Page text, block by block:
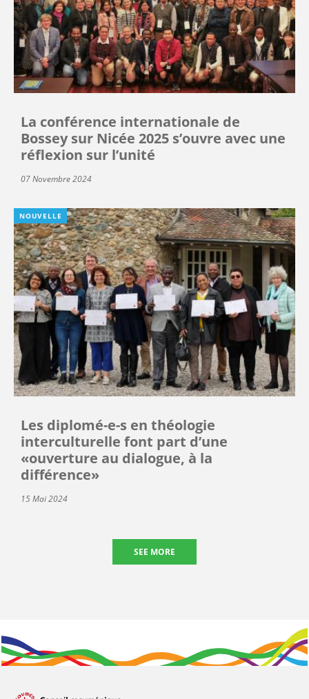
La conférence internationale de
Bossey sur Nicée 2025 s’ouvre avec une
réflexion sur l’unité
07 Novembre 2024
NOUVELLE
Les diplomé-e-s en théologie
interculturelle font part d’une
«ouverture au dialogue, à la
différence»
15 Mai 2024
SEE MORE